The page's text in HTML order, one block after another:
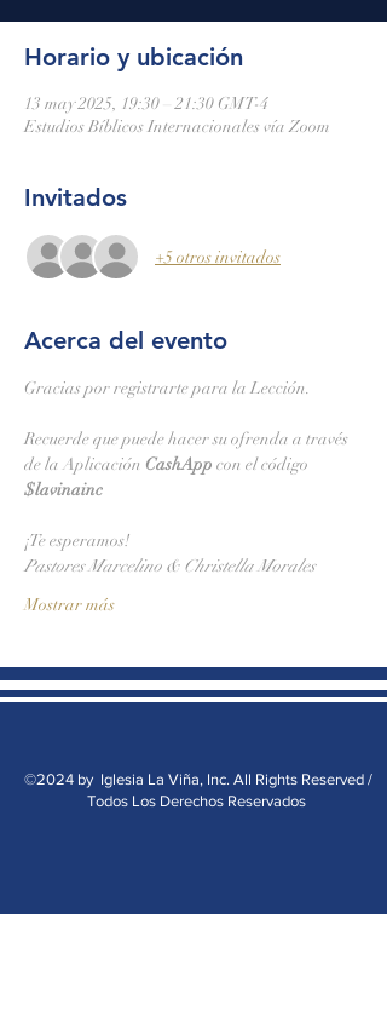
Horario y ubicación
13 may 2025, 19:30 – 21:30 GMT-4
Estudios Bíblicos Internacionales vía Zoom
Invitados
+5 otros invitados
Acerca del evento
Gracias por registrarte para la Lección.
Recuerde que puede hacer su ofrenda a través
de la Aplicación CashApp con el código
$lavinainc
¡Te esperamos!
Pastores Marcelino & Christella Morales
Mostrar más
©2024 by Iglesia La Viña, Inc. All Rights Reserved /
Todos Los Derechos Reservados